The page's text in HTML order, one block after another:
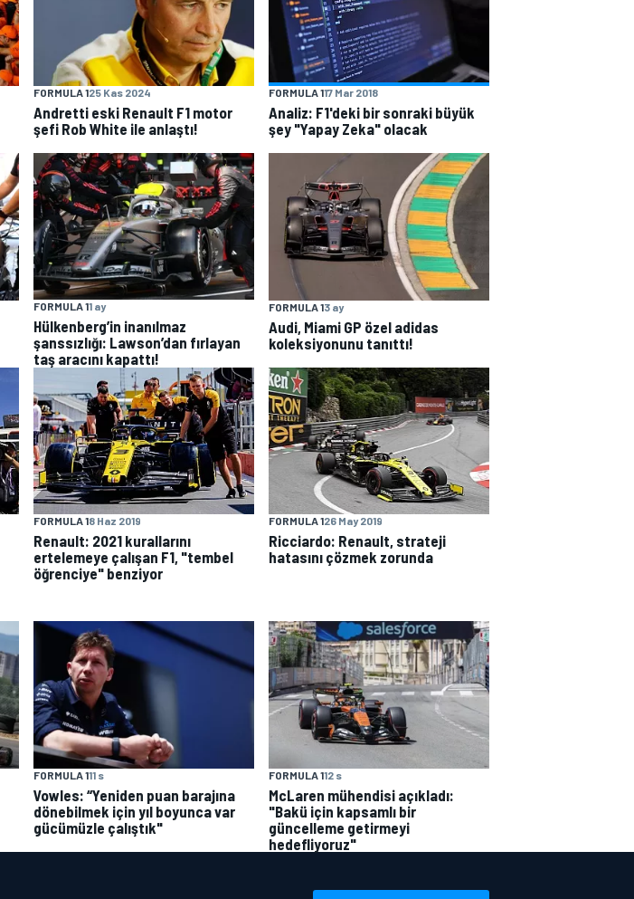
FORMULA 125 Kas 2024
Andretti eski Renault F1 motor
şefi Rob White ile anlaştı!
FORMULA 117 Mar 2018
Analiz: F1'deki bir sonraki büyük
şey "Yapay Zeka" olacak
FORMULA 11 ay
Hülkenberg’in inanılmaz
şanssızlığı: Lawson’dan fırlayan
taş aracını kapattı!
FORMULA 13 ay
Audi, Miami GP özel adidas
koleksiyonunu tanıttı!
FORMULA 18 Haz 2019
Renault: 2021 kurallarını
ertelemeye çalışan F1, "tembel
öğrenciye" benziyor
FORMULA 126 May 2019
Ricciardo: Renault, strateji
hatasını çözmek zorunda
FORMULA 111 s
Vowles: “Yeniden puan barajına
dönebilmek için yıl boyunca var
gücümüzle çalıştık"
FORMULA 112 s
McLaren mühendisi açıkladı:
"Bakü için kapsamlı bir
güncelleme getirmeyi
hedefliyoruz"